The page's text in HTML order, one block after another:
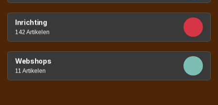
Inrichting
142 Artikelen
Webshops
11 Artikelen